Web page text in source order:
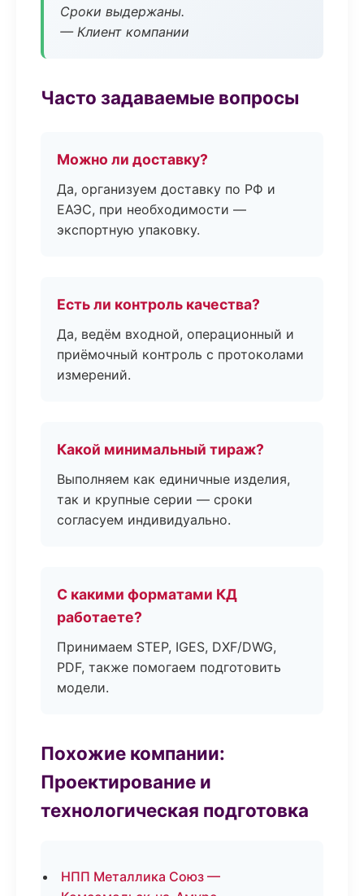
Сроки выдержаны.
— Клиент компании
Часто задаваемые вопросы
Можно ли доставку?
Да, организуем доставку по РФ и
ЕАЭС, при необходимости —
экспортную упаковку.
Есть ли контроль качества?
Да, ведём входной, операционный и
приёмочный контроль с протоколами
измерений.
Какой минимальный тираж?
Выполняем как единичные изделия,
так и крупные серии — сроки
согласуем индивидуально.
С какими форматами КД
работаете?
Принимаем STEP, IGES, DXF/DWG,
PDF, также помогаем подготовить
модели.
Похожие компании:
Проектирование и
технологическая подготовка
НПП Металлика Союз —